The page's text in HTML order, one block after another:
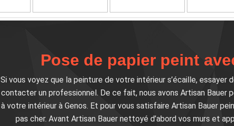
Pose de papier peint
Si vous voyez que la peinture de votre intérieur s’écaille,
contacter un professionnel. De ce fait, nous avons Artisan Bauer
à votre intérieur à Genos. Et pour vous satisfaire Artisan Bauer
pas cher. Avant Artisan Bauer nettoyé d’abord vos murs et